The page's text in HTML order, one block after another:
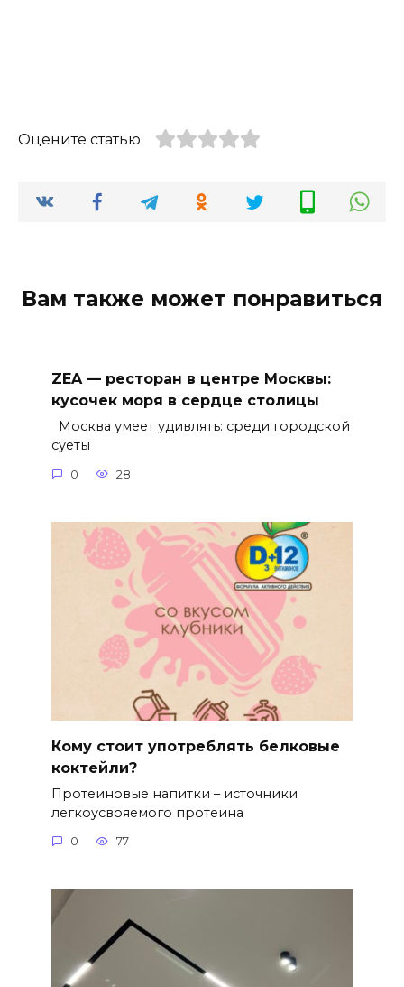
Оцените статью
Вам также может понравиться
ZEA — ресторан в центре Москвы:
кусочек моря в сердце столицы
Москва умеет удивлять: среди городской
суеты
0 28
Кому стоит употреблять белковые
коктейли?
Протеиновые напитки – источники
легкоусвояемого протеина
0 77